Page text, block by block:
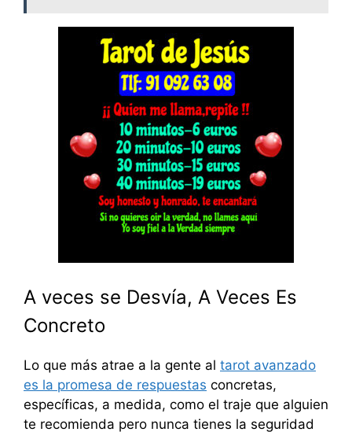
A veces se Desvía, A Veces Es
Concreto
Lo que más atrae a la gente al tarot avanzado
es la promesa de respuestas concretas,
específicas, a medida, como el traje que alguien
te recomienda pero nunca tienes la seguridad